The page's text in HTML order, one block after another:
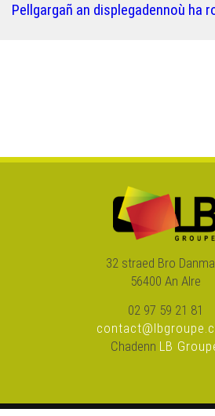
Pellgargañ an displegadennoù ha
32 straed Bro
56400 An Alre
02 97 59 21 81
Chadenn LB